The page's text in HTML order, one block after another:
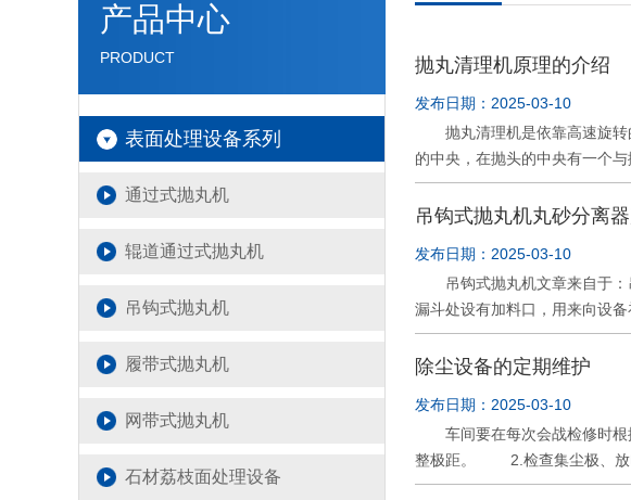
产品中心
PRODUCT
表面处理设备系列
通过式抛丸机
辊道通过式抛丸机
吊钩式抛丸机
履带式抛丸机
网带式抛丸机
石材荔枝面处理设备
抛丸清理机原理的介绍
发布日期：2025-03-10
抛丸清理机是依靠高速旋转
的中央，在抛头的中央有一个
由于离心力的作用磨料颗粒沿
求正确地“喂”到叶片上，分丸
而定向套上开口的形状会影响
分布不均造成的。可调定向
接接触，其质量好坏与抛头的
80%，有人说，分离装置的寿
速叶片的磨损，当使用冷激铸
现弹跳的现象，弹跳的磨料颗
吊钩式抛丸机丸砂分离
发布日期：2025-03-10
吊钩式抛丸机文章来自于：
漏斗处设有加料口，用来向设
时，内螺旋片将砂块等大颗粒
料，然后丸料通过分离器重锤
进行循环。 在调节吊钩式抛丸
上，否则会影响清理效率。定
向抛丸器的进丸管中加入少量
除尘设备的定期维护
发布日期：2025-03-10
车间要在每次会战检修时根
整极距。 2.检查集尘极、放
时消除渗漏。 5.检查加热系